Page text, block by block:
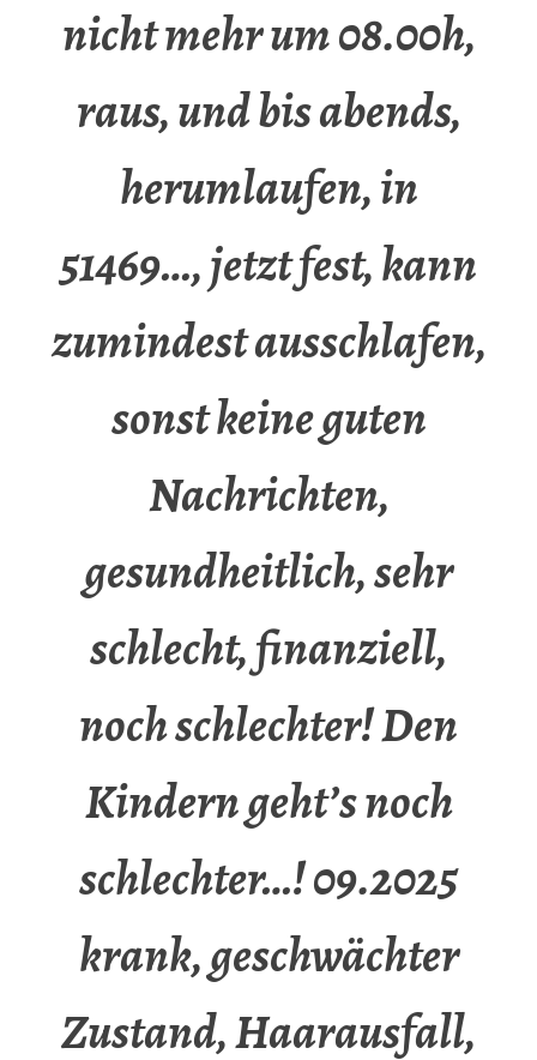
nicht mehr um 08.00h,
raus, und bis abends,
herumlaufen, in
51469…, jetzt fest, kann
zumindest ausschlafen,
sonst keine guten
Nachrichten,
gesundheitlich, sehr
schlecht, finanziell,
noch schlechter! Den
Kindern geht’s noch
schlechter…! 09.2025
krank, geschwächter
Zustand, Haarausfall,